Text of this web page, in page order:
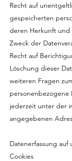
Recht auf
gespeicherten
deren Herkunft
Zweck der
Recht auf
Löschung dieser
weiteren Fragen
personenbezogene
jederzeit unter der
angegebenen
Datenerfassung auf
Cookies